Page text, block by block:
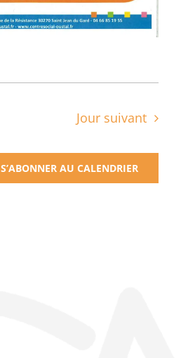
Jour suivant
S’ABONNER AU CALENDRIER